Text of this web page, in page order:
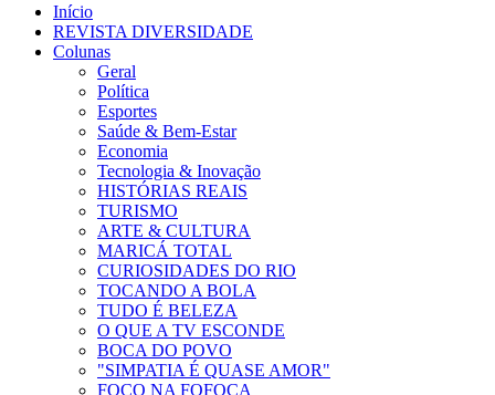
Início
REVISTA DIVERSIDADE
Colunas
Geral
Política
Esportes
Saúde & Bem-Estar
Economia
Tecnologia & Inovação
HISTÓRIAS REAIS
TURISMO
ARTE & CULTURA
MARICÁ TOTAL
CURIOSIDADES DO RIO
TOCANDO A BOLA
TUDO É BELEZA
O QUE A TV ESCONDE
BOCA DO POVO
"SIMPATIA É QUASE AMOR"
FOCO NA FOFOCA